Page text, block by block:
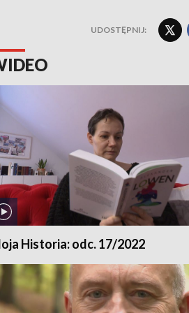
UDOSTĘPNIJ:
Historia: odc. 17/2022